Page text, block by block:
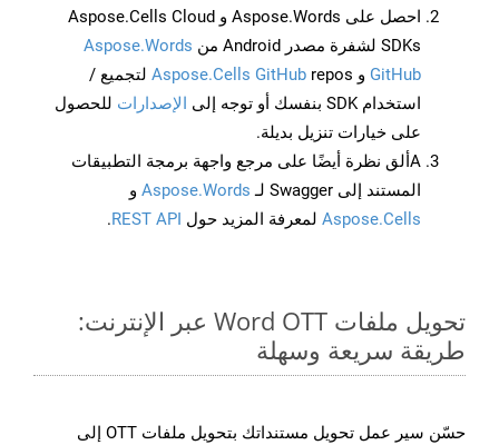
احصل على Aspose.Words و Aspose.Cells Cloud
SDKs لشفرة مصدر Android من
Aspose.Words
GitHub و Aspose.Cells GitHub repos لتجميع /
استخدام SDK بنفسك أو توجه إلى
الإصدارات للحصول
على خيارات تنزيل بديلة.
Aألق نظرة أيضًا على مرجع واجهة برمجة التطبيقات
المستند إلى Swagger لـ
Aspose.Words و
Aspose.Cells لمعرفة المزيد حول REST API
.
تحويل ملفات Word OTT عبر الإنترنت:
طريقة سريعة وسهلة
حسّن سير عمل تحويل مستنداتك بتحويل ملفات OTT إلى